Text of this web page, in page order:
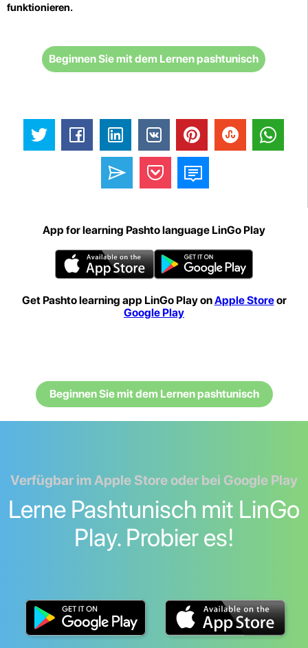
funktionieren.
Beginnen Sie mit dem Lernen pashtunisch
App for learning Pashto language LinGo Play
Get Pashto learning app LinGo Play onApple Storeor
Google Play
Beginnen Sie mit dem Lernen pashtunisch
Verfügbar im Apple Store oder bei Google Play
Lerne Pashtunisch mit LinGo
Play. Probier es!